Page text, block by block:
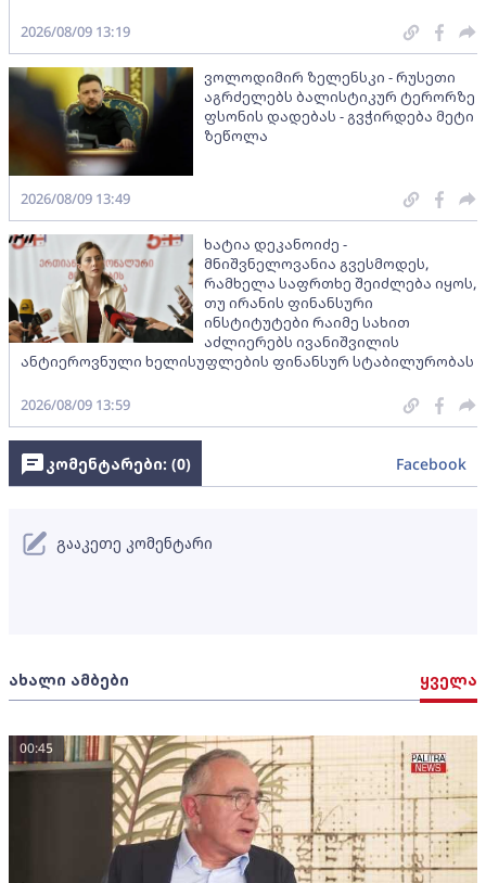
2026/08/09 13:19
ვოლოდიმირ ზელენსკი - რუსეთი
აგრძელებს ბალისტიკურ ტერორზე
ფსონის დადებას - გვჭირდება მეტი
ზეწოლა
2026/08/09 13:49
ხატია დეკანოიძე -
მნიშვნელოვანია გვესმოდეს,
რამხელა საფრთხე შეიძლება იყოს,
თუ ირანის ფინანსური
ინსტიტუტები რაიმე სახით
აძლიერებს ივანიშვილის
ანტიეროვნული ხელისუფლების ფინანსურ სტაბილურობას
2026/08/09 13:59
ახალი ამბები ყველა
00:45
კომენტარები: (0) Facebook
გააკეთე კომენტარი